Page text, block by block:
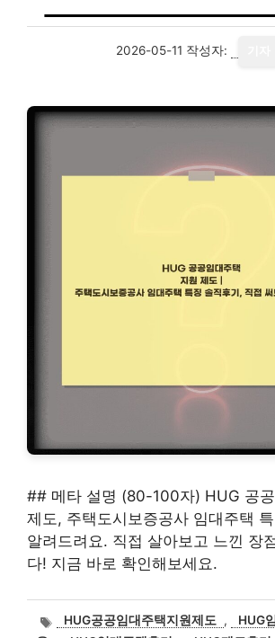
2026-05-11 작성자:
## 메타 설명 (80-100자) HUG 공
제도, 주택도시보증공사 임대주택
알려드려요. 직접 살아보고 느낀 장
다! 지금 바로 확인해보세요.
태HUG공공임대주택지원제도 ,
HUG